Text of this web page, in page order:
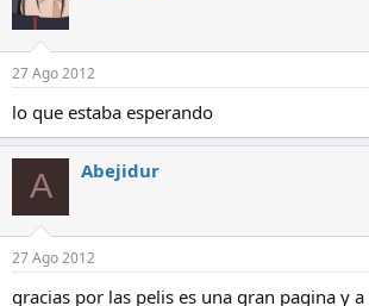
27 Ago 2012
lo que estaba esperando
A Abejidur
27 Ago 2012
gracias por las pelis es una gran pagina y